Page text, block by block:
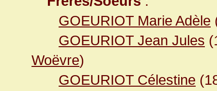
GOEURIOT Marie Adèle
GOEURIOT Jean Jules
Woëvre)
GOEURIOT Célestine